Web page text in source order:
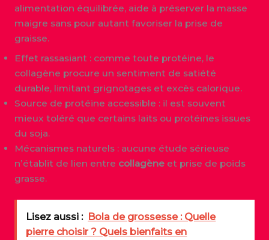
alimentation équilibrée, aide à préserver la masse
maigre sans pour autant favoriser la prise de
graisse.
Effet rassasiant : comme toute protéine, le
collagène procure un sentiment de satiété
durable, limitant grignotages et excès calorique.
Source de protéine accessible : il est souvent
mieux toléré que certains laits ou protéines issues
du soja.
Mécanismes naturels : aucune étude sérieuse
n’établit de lien entre collagèneet prise de poids
grasse.
Lisez aussi : Bola de grossesse : Quelle
pierre choisir ? Quels bienfaits en